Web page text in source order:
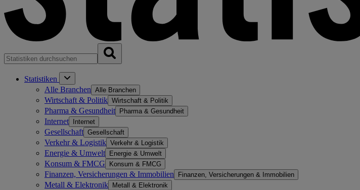
Statistiken
Alle Branchen Alle Branchen
Wirtschaft & Politik Wirtschaft & Politik
Pharma & Gesundheit Pharma & Gesundheit
Internet Internet
Gesellschaft Gesellschaft
Verkehr & Logistik Verkehr & Logistik
Energie & Umwelt Energie & Umwelt
Konsum & FMCG Konsum & FMCG
Finanzen, Versicherungen & Immobilien Finanzen, Versicherungen & Immobilien
Metall & Elektronik Metall & Elektronik